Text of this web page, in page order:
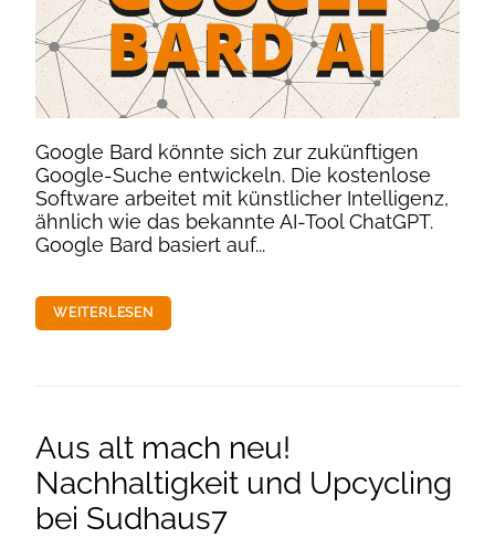
Google Bard könnte sich zur zukünftigen
Google-Suche entwickeln. Die kostenlose
Software arbeitet mit künstlicher Intelligenz,
ähnlich wie das bekannte AI-Tool ChatGPT.
Google Bard basiert auf...
WEITERLESEN
Aus alt mach neu!
Nachhaltigkeit und Upcycling
bei Sudhaus7